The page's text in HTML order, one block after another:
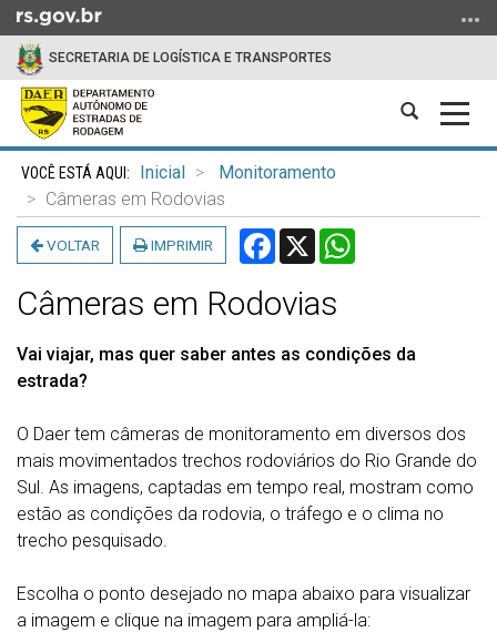
para
conteúdo
para
menu
para
busca
SECRETARIA DE LOGÍSTICA E TRANSPORTES
Abrir
Início
conteúdo
Inicial
Monitoramento
Câmeras em Rodovias
VOLTAR IMPRIMIR Facebook
X
Câmeras em Rodovias
Vai viajar, mas quer saber antes as condições da
estrada?
O Daer tem câmeras de monitoramento em diversos dos
mais movimentados trechos rodoviários do Rio Grande do
Sul. As imagens, captadas em tempo real, mostram como
estão as condições da rodovia, o tráfego e o clima no
trecho pesquisado.
Escolha o ponto desejado no mapa abaixo para visualizar
a imagem e clique na imagem para ampliá-la: